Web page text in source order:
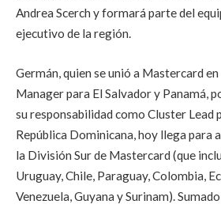
Andrea Scerch y formará parte del
ejecutivo de la región.
Germán, quien se unió a Mastercard
Manager para El Salvador y Panamá,
su responsabilidad como Cluster Lead
República Dominicana, hoy llega para
la División Sur de Mastercard (que
Uruguay, Chile, Paraguay, Colombia,
Venezuela, Guyana y Surinam).